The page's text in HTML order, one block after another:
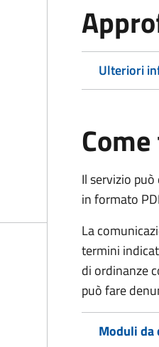
Ulteriori
Il servizio
in formato
La
termini
di ordinanze
può fare
Moduli da